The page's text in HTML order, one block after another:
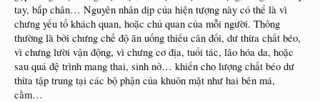
tay, bắp chân… Nguyên nhân dịp của hiện tượng này có thể là vì
chưng yếu tố khách quan, hoặc chủ quan của mỗi người. Thông
thường là bởi chưng chế độ ăn uống thiếu cân đối, dư thừa chất béo,
vì chưng lười vận động, vì chưng cơ địa, tuổi tác, lão hóa da, hoặc
sau quá đệ trình mang thai, sinh nở… khiến cho lượng chất béo dư
thừa tập trung tại các bộ phận của khuôn mặt như hai bên má,
cằm…